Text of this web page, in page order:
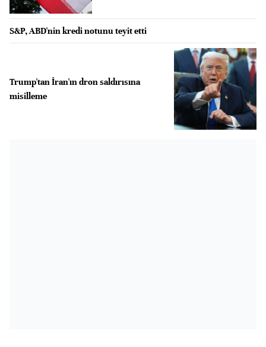
S&P, ABD'nin kredi notunu teyit etti
Trump'tan İran'ın dron saldırısına
misilleme